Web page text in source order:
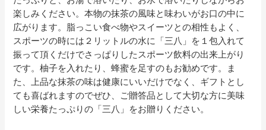
楽しみください。本物の抹茶の風味と味わいがお口の中に
広がります。脂っこい食べ物やスイーツとの相性もよく、
スポーツの時には２リットルの水に「三八」を１包入れて
振って頂くだけでさっぱりしたスポーツ飲料の出来上がり
です。柚子を入れたり、蜂蜜を足すのもお勧めです。ま
た、上品な抹茶の味は健康にいいだけでなく、ギフトとし
ても喜ばれますのでぜひ、ご贈答品として大切な方に美味
しい栄養たっぷりの「三八」をお贈りください。